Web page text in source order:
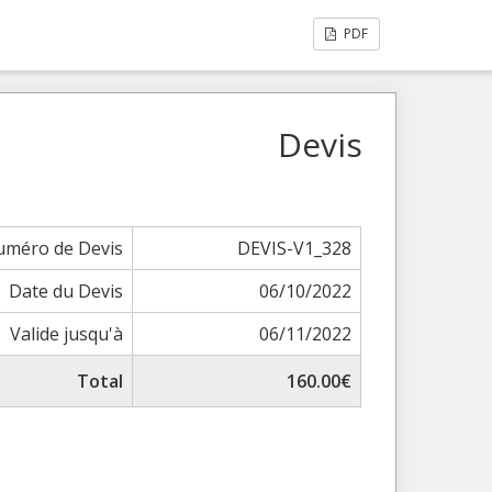
PDF
Devis
de Devis
DEVIS-V1_328
Date du Devis
06/10/2022
Valide jusqu'à
06/11/2022
Total
160.00€